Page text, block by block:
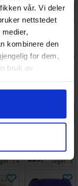
vår. Vi deler
nettstedet
kombinere den
for dem,
bruk av
II
PS5
på
2
Legg i
Borderlands 4
PS5
669,- Antall på
lager:
på
14 229,- Antall på
lager:3